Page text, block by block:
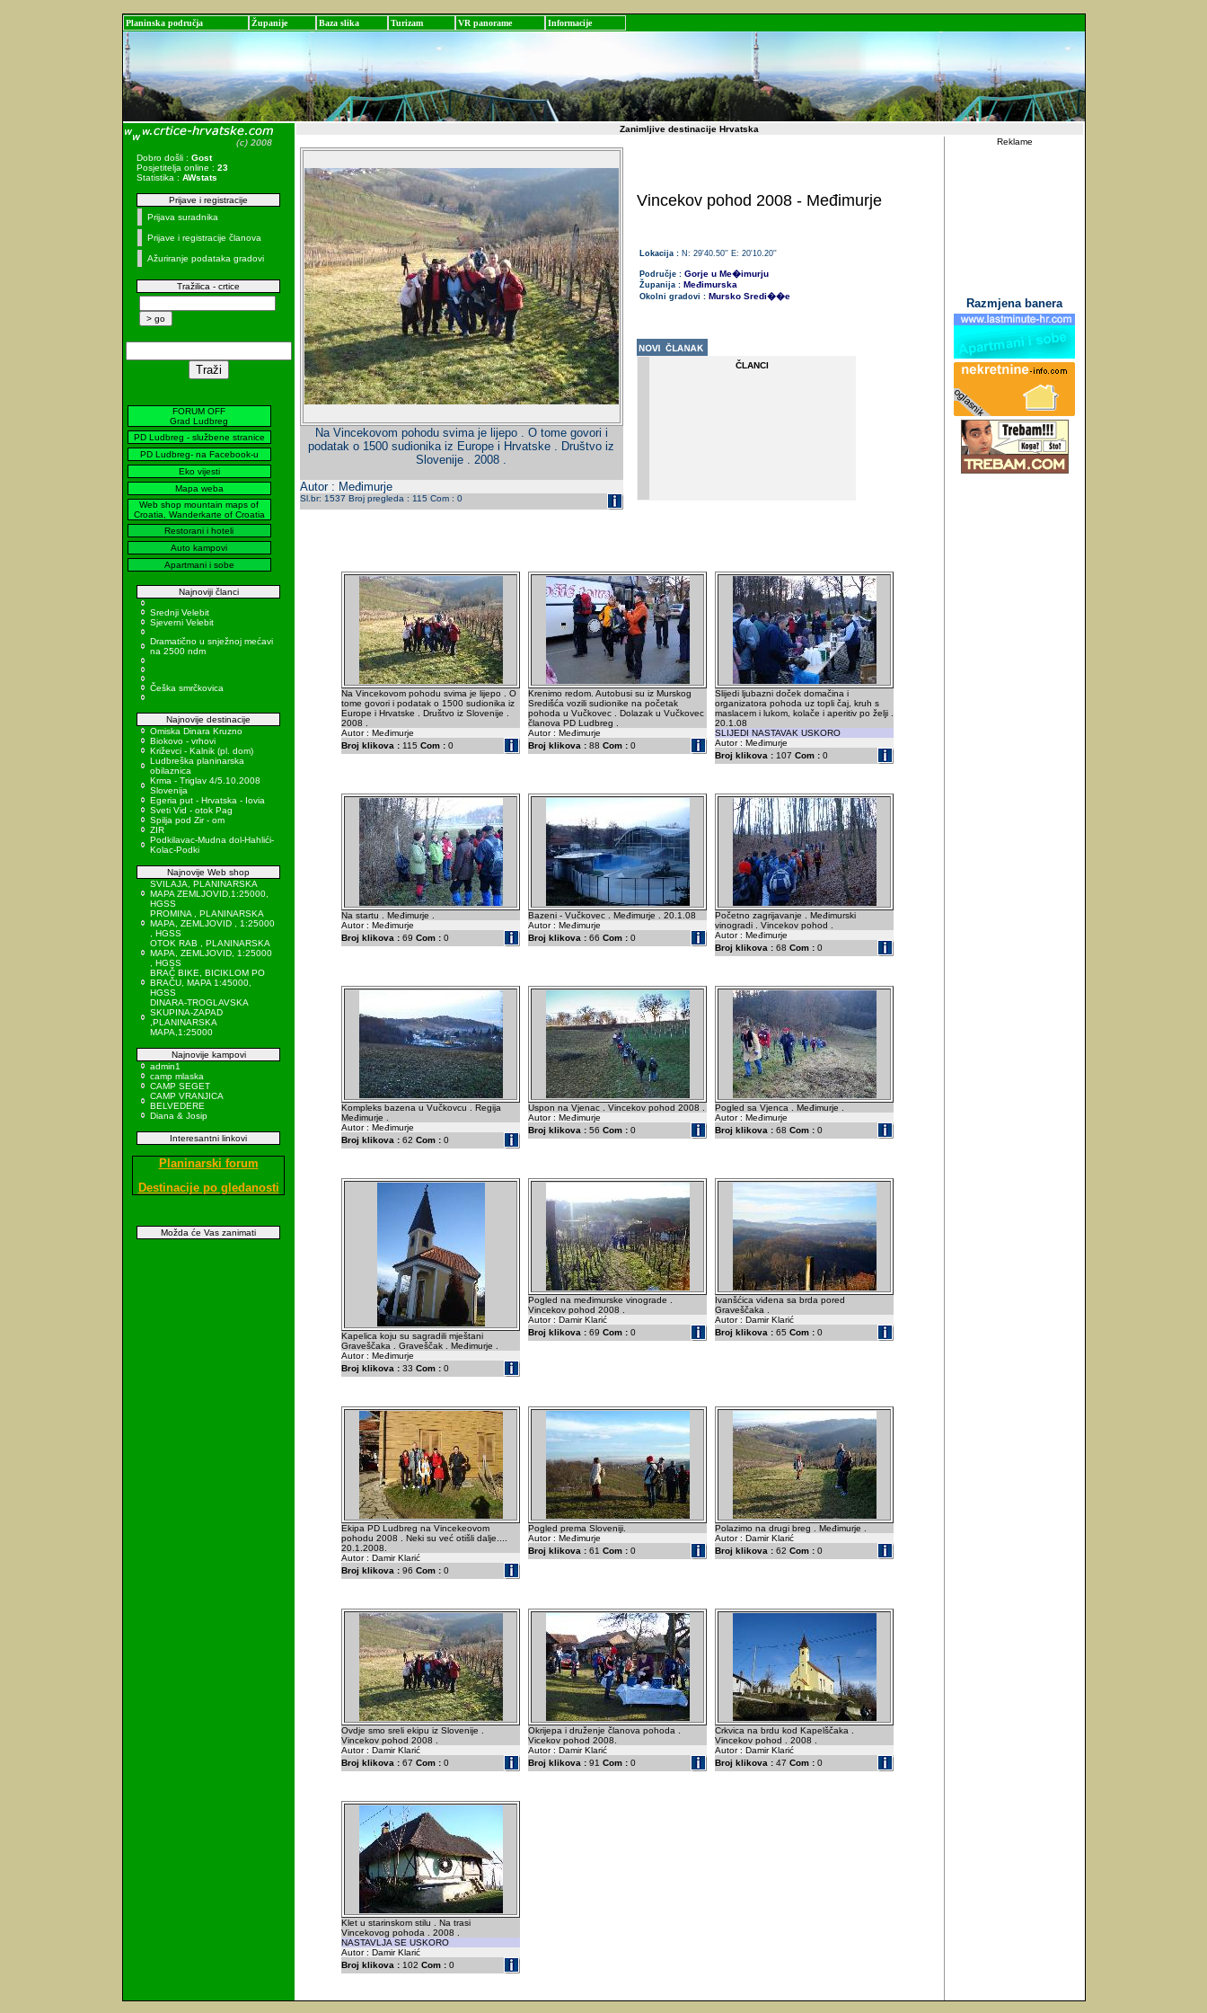
Planinska područja Županije Baza slika Turizam VR panorame Informacije
Dobro došli : Gost
Posjetitelja online : 23
Statistika : AWstats
Prijave i registracije
Prijava suradnika
Prijave i registracije članova
Ažuriranje podataka gradovi
Tražilica - crtice
FORUM OFF
Grad Ludbreg
PD Ludbreg - službene stranice
PD Ludbreg- na Facebook-u
Eko vijesti
Mapa weba
Web shop mountain maps of
Croatia, Wanderkarte of Croatia
Restorani i hoteli
Auto kampovi
Apartmani i sobe
Najnoviji članci
Srednji Velebit
Sjeverni Velebit
Dramatično u snježnoj mećavi
na 2500 ndm
Češka smrčkovica
Najnovije destinacije
Omiska Dinara Kruzno
Biokovo - vrhovi
Križevci - Kalnik (pl. dom)
Ludbreška planinarska
obilaznica
Krma - Triglav 4/5.10.2008
Slovenija
Egeria put - Hrvatska - Iovia
Sveti Vid - otok Pag
Spilja pod Zir - om
ZIR
Podkilavac-Mudna dol-Hahlići-
Kolac-Podki
Najnovije Web shop
SVILAJA, PLANINARSKA
MAPA ZEMLJOVID,1:25000,
HGSS
PROMINA , PLANINARSKA
MAPA, ZEMLJOVID , 1:25000
, HGSS
OTOK RAB , PLANINARSKA
MAPA, ZEMLJOVID, 1:25000
, HGSS
BRAČ BIKE, BICIKLOM PO
BRAČU, MAPA 1:45000,
HGSS
DINARA-TROGLAVSKA
SKUPINA-ZAPAD
,PLANINARSKA
MAPA,1:25000
Najnovije kampovi
admin1
camp mlaska
CAMP SEGET
CAMP VRANJICA
BELVEDERE
Diana & Josip
Interesantni linkovi
Planinarski forum
Destinacije po gledanosti
Možda će Vas zanimati
Zanimljive destinacije Hrvatska
Na Vincekovom pohodu svima je lijepo . O tome govori i
podatak o 1500 sudionika iz Europe i Hrvatske . Društvo iz
Slovenije . 2008 .
Autor : Međimurje
Sl.br: 1537 Broj pregleda : 115 Com : 0
Vincekov pohod 2008 - Međimurje
Lokacija : N: 29'40.50'' E: 20'10.20''
Područje : Gorje u Me�imurju
Županija : Međimurska
Okolni gradovi : Mursko Sredi��e
ČLANCI
Na Vincekovom pohodu svima je lijepo . O
tome govori i podatak o 1500 sudionika iz
Europe i Hrvatske . Društvo iz Slovenije .
2008 .
Autor : Međimurje
Broj klikova : 115 Com : 0
Krenimo redom. Autobusi su iz Murskog
Središća vozili sudionike na početak
pohoda u Vučkovec . Dolazak u Vučkovec
članova PD Ludbreg .
Autor : Međimurje
Broj klikova : 88 Com : 0
Slijedi ljubazni doček domačina i
organizatora pohoda uz topli čaj, kruh s
maslacem i lukom, kolače i aperitiv po želji .
20.1.08
SLIJEDI NASTAVAK USKORO
Autor : Međimurje
Broj klikova : 107 Com : 0
Na startu . Međimurje .
Autor : Međimurje
Broj klikova : 69 Com : 0
Bazeni - Vučkovec . Međimurje . 20.1.08
Autor : Međimurje
Broj klikova : 66 Com : 0
Početno zagrijavanje . Međimurski
vinogradi . Vincekov pohod .
Autor : Međimurje
Broj klikova : 68 Com : 0
Kompleks bazena u Vučkovcu . Regija
Međimurje .
Autor : Međimurje
Broj klikova : 62 Com : 0
Uspon na Vjenac . Vincekov pohod 2008 .
Autor : Međimurje
Broj klikova : 56 Com : 0
Pogled sa Vjenca . Međimurje .
Autor : Međimurje
Broj klikova : 68 Com : 0
Kapelica koju su sagradili mještani
Graveščaka . Graveščak . Međimurje .
Autor : Međimurje
Broj klikova : 33 Com : 0
Pogled na međimurske vinograde .
Vincekov pohod 2008 .
Autor : Damir Klarić
Broj klikova : 69 Com : 0
Ivanšćica viđena sa brda pored
Graveščaka .
Autor : Damir Klarić
Broj klikova : 65 Com : 0
Ekipa PD Ludbreg na Vincekeovom
pohodu 2008 . Neki su već otišli dalje....
20.1.2008.
Autor : Damir Klarić
Broj klikova : 96 Com : 0
Pogled prema Sloveniji.
Autor : Međimurje
Broj klikova : 61 Com : 0
Polazimo na drugi breg . Međimurje .
Autor : Damir Klarić
Broj klikova : 62 Com : 0
Ovdje smo sreli ekipu iz Slovenije .
Vincekov pohod 2008 .
Autor : Damir Klarić
Broj klikova : 67 Com : 0
Okrijepa i druženje članova pohoda .
Vicekov pohod 2008.
Autor : Damir Klarić
Broj klikova : 91 Com : 0
Crkvica na brdu kod Kapelščaka .
Vincekov pohod . 2008 .
Autor : Damir Klarić
Broj klikova : 47 Com : 0
Klet u starinskom stilu . Na trasi
Vincekovog pohoda . 2008 .
NASTAVLJA SE USKORO
Autor : Damir Klarić
Broj klikova : 102 Com : 0
Reklame
Razmjena banera